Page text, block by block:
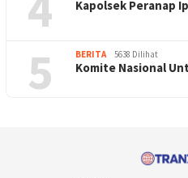
Kapolsek Peranap
5 BERITA 5638 Dilihat
Komite Nasional